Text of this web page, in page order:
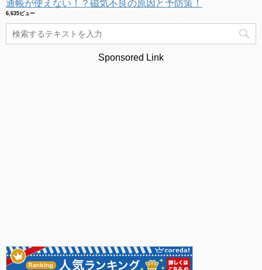
通帳が使えない！？磁気不良の原因と予防策！
6,635ビュー
Sponsored Link